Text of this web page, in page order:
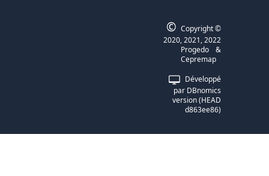
Développé
par DBnomics
version (HEAD
d863ee86)
© Copyright ©
2020, 2021, 2022
Progedo
&
Cepremap